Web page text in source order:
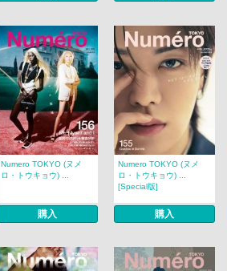
Numero TOKYO (ヌメ
ロ・トウキョウ) ...
購入
Numero TOKYO (ヌメ
ロ・トウキョウ) ...
[Special版]
購入